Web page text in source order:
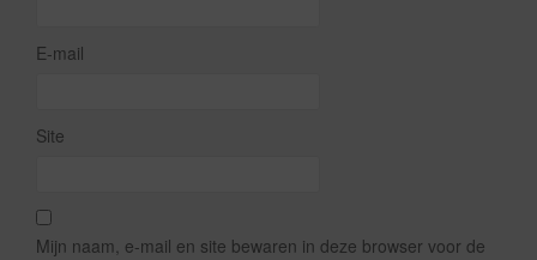
E-mail
Site
Mijn naam, e-mail en site bewaren in deze browser voor de